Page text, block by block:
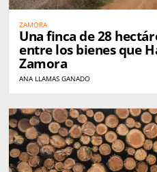
ZAMORA
Una finca de 28
entre los bienes que
Zamora
ANA LLAMAS GANADO